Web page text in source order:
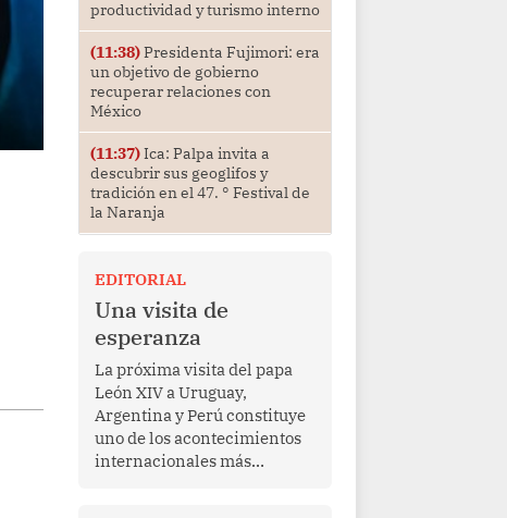
productividad y turismo interno
(11:38)Presidenta Fujimori: era
un objetivo de gobierno
recuperar relaciones con
México
(11:37)Ica: Palpa invita a
descubrir sus geoglifos y
tradición en el 47. ° Festival de
la Naranja
EDITORIAL
Una visita de
esperanza
La próxima visita del papa
León XIV a Uruguay,
Argentina y Perú constituye
uno de los acontecimientos
internacionales más